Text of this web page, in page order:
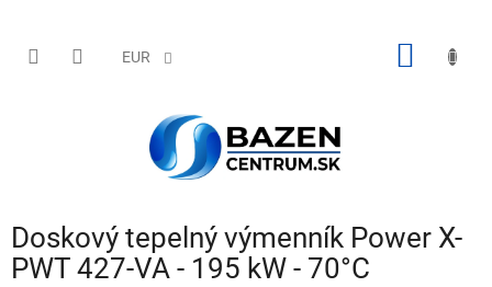
obsah
EUR
Doskový tepelný výmenník Power X-
PWT 427-VA - 195 kW - 70°C